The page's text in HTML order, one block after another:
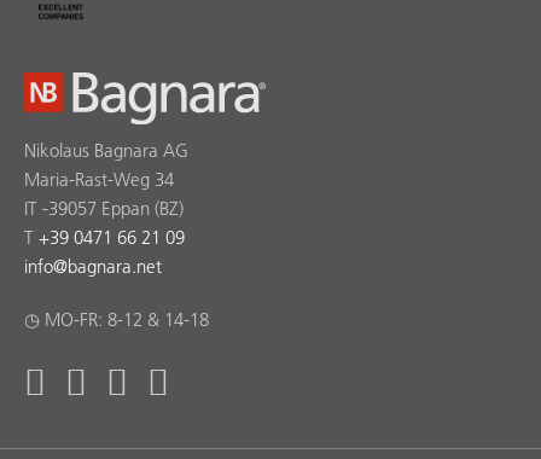
Nikolaus Bagnara AG
Maria-Rast-Weg 34
IT -39057 Eppan (BZ)
T +39 0471 66 21 09
info@bagnara.net
◷ MO-FR: 8-12 & 14-18